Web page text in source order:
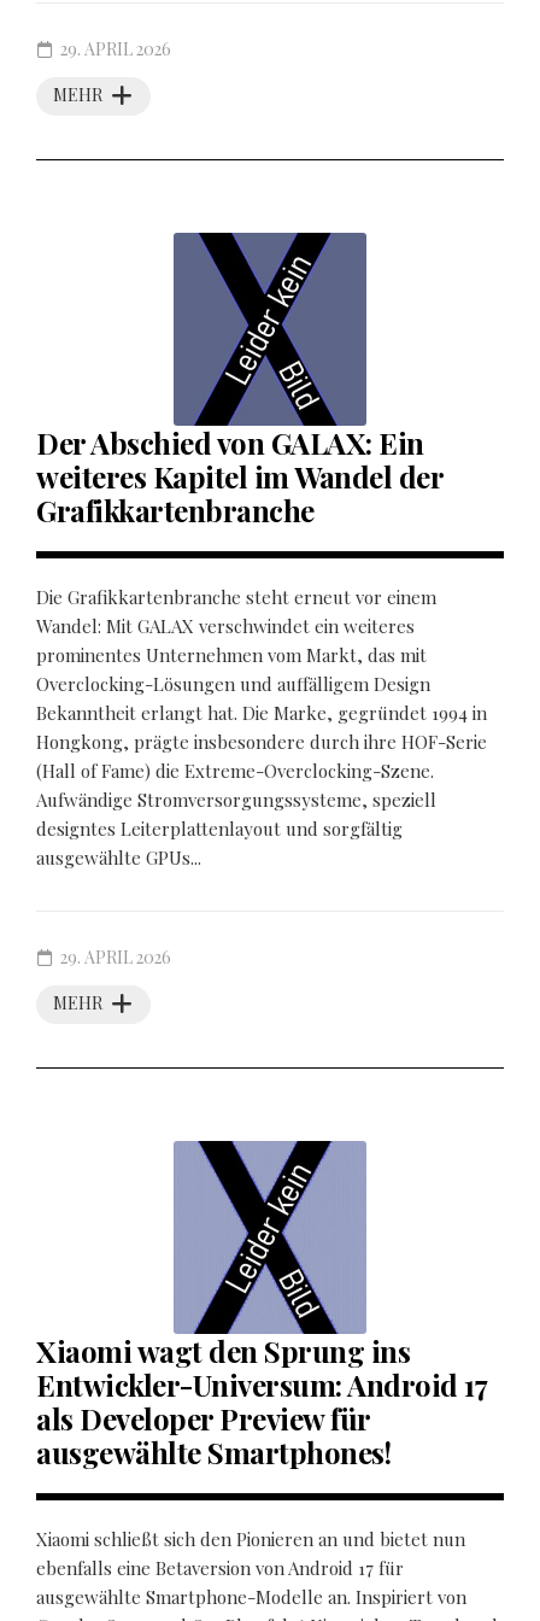
MEHR
29. APRIL 2026
Der Abschied von GALAX: Ein
weiteres Kapitel im Wandel der
Grafikkartenbranche
Die Grafikkartenbranche steht erneut vor einem
Wandel: Mit GALAX verschwindet ein weiteres
prominentes Unternehmen vom Markt, das mit
Overclocking-Lösungen und auffälligem Design
Bekanntheit erlangt hat. Die Marke, gegründet 1994 in
Hongkong, prägte insbesondere durch ihre HOF-Serie
(Hall of Fame) die Extreme-Overclocking-Szene.
Aufwändige Stromversorgungssysteme, speziell
designtes Leiterplattenlayout und sorgfältig
ausgewählte GPUs...
MEHR
29. APRIL 2026
Xiaomi wagt den Sprung ins
Entwickler-Universum: Android 17
als Developer Preview für
ausgewählte Smartphones!
Xiaomi schließt sich den Pionieren an und bietet nun
ebenfalls eine Betaversion von Android 17 für
ausgewählte Smartphone-Modelle an. Inspiriert von